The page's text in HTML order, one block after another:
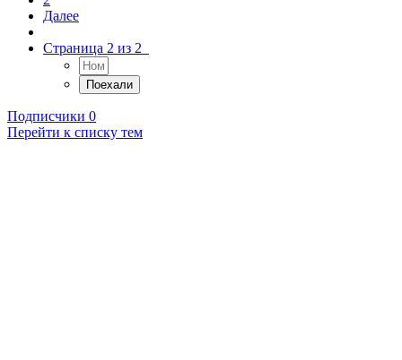
Далее
Страница 2 из 2
Подписчики 0
Перейти к списку тем